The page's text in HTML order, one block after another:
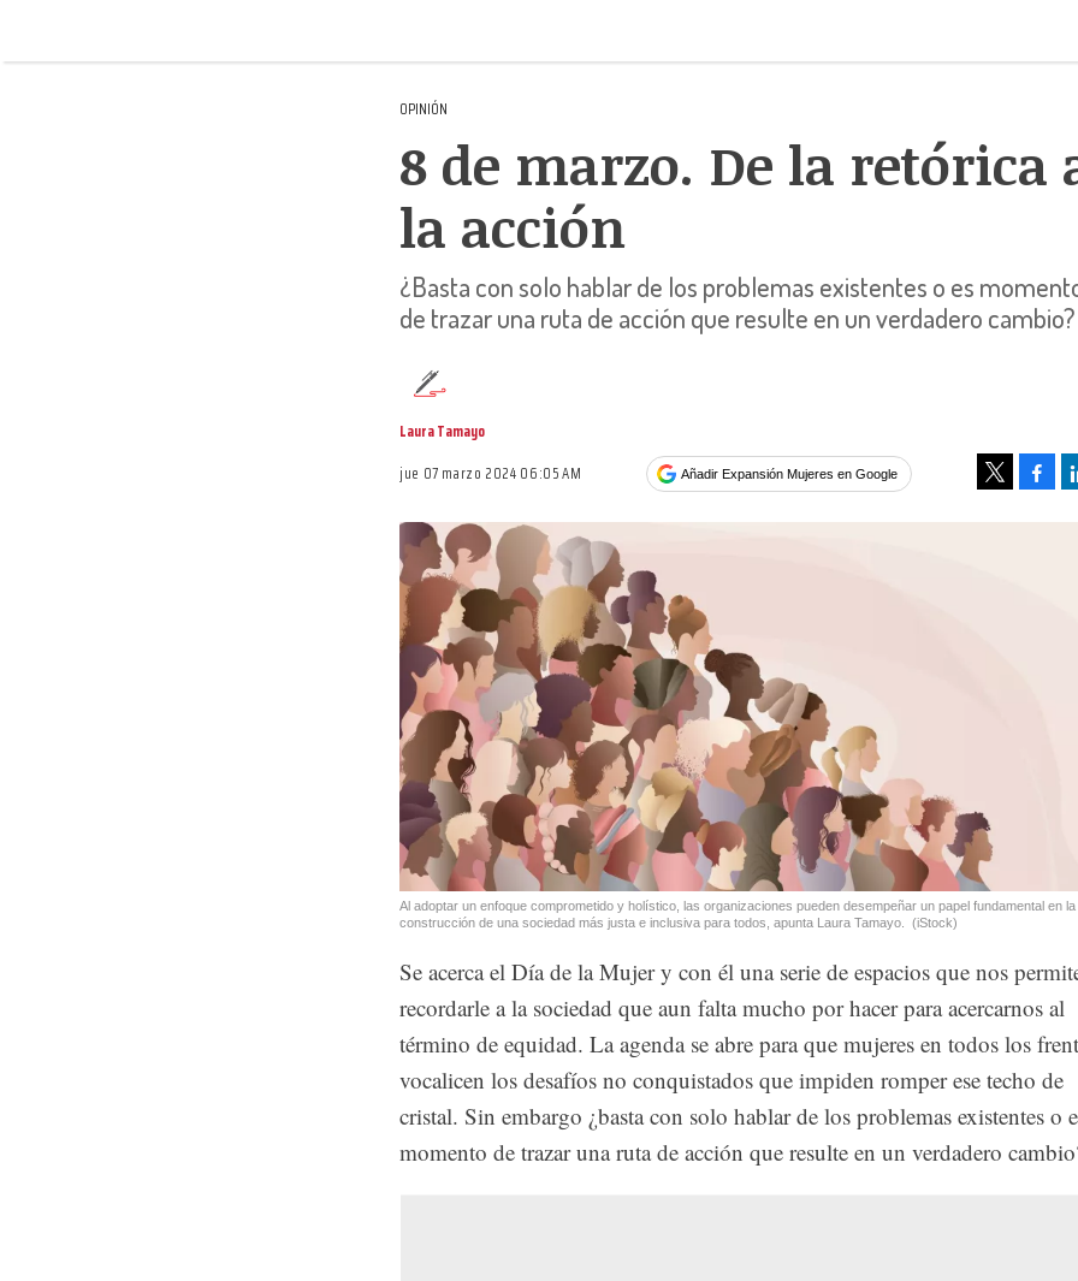
OPINIÓN
8 de marzo. De la retórica
la acción
¿Basta con solo hablar de los problemas existentes o es
de trazar una ruta de acción que resulte en un verdadero cambio?
Laura Tamayo
jue 07 marzo 2024 06:05 AM
Añadir Expansión Mujeres en Google
Al adoptar un enfoque comprometido y holístico, las organizaciones pueden desempeñar un papel fundamental en la
construcción de una sociedad más justa e inclusiva para todos, apunta Laura Tamayo.
(iStock)
Se acerca el Día de la Mujer y con él una serie de espacios que nos
recordarle a la sociedad que aun falta mucho por hacer para acercarnos al
término de equidad. La agenda se abre para que mujeres en todos los
vocalicen los desafíos no conquistados que impiden romper ese techo de
cristal. Sin embargo ¿basta con solo hablar de los problemas existentes o
momento de trazar una ruta de acción que resulte en un verdadero